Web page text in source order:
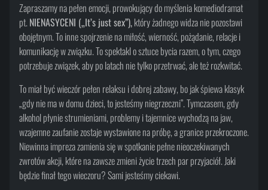
Zapraszamy na pełen emocji, prowokujący do myślenia komediodramat
pt.NIENASYCENI („It’s just sex”),który żadnego widza nie pozostawi
obojętnym. To inne spojrzenie na miłość, wierność, pożądanie, relacje i
komunikację w związku. To spektakl o sztuce bycia razem, o tym, czego
potrzebuje związek, aby po latach nie tylko przetrwać, ale też rozkwitać.
To miał być wieczór pełen relaksu i dobrej zabawy, bo jak śpiewa klasyk
„gdy nie ma w domu dzieci, to jesteśmy niegrzeczni”. Tymczasem, gdy
alkohol płynie strumieniami, problemy i tajemnice wychodzą na jaw,
wzajemne zaufanie zostaje wystawione na próbę, a granice przekroczone.
Niewinna impreza zamienia się w spotkanie pełne nieoczekiwanych
zwrotów akcji, które na zawsze zmieni życie trzech par przyjaciół. Jaki
będzie finał tego wieczoru? Sami jesteśmy ciekawi.